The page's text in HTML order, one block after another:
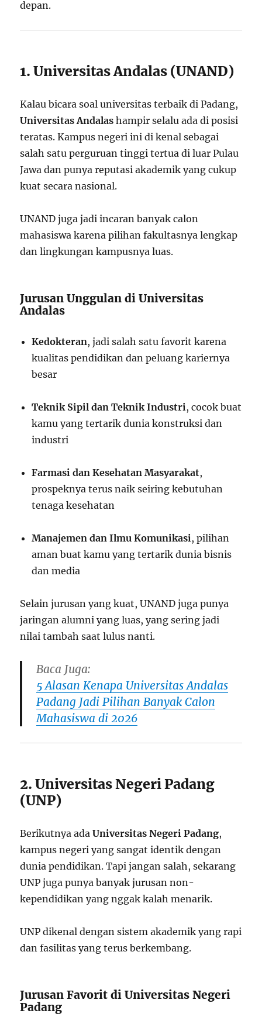
depan.
1. Universitas Andalas (UNAND)
Kalau bicara soal universitas terbaik di Padang,
Universitas Andalas hampir selalu ada di posisi
teratas. Kampus negeri ini di kenal sebagai
salah satu perguruan tinggi tertua di luar Pulau
Jawa dan punya reputasi akademik yang cukup
kuat secara nasional.
UNAND juga jadi incaran banyak calon
mahasiswa karena pilihan fakultasnya lengkap
dan lingkungan kampusnya luas.
Jurusan Unggulan di Universitas
Andalas
Kedokteran, jadi salah satu favorit karena
kualitas pendidikan dan peluang kariernya
besar
Teknik Sipil dan Teknik Industri , cocok buat
kamu yang tertarik dunia konstruksi dan
industri
Farmasi dan Kesehatan Masyarakat,
prospeknya terus naik seiring kebutuhan
tenaga kesehatan
Manajemen dan Ilmu Komunikasi , pilihan
aman buat kamu yang tertarik dunia bisnis
dan media
Selain jurusan yang kuat, UNAND juga punya
jaringan alumni yang luas, yang sering jadi
nilai tambah saat lulus nanti.
Baca Juga:
5 Alasan Kenapa Universitas Andalas
Padang Jadi Pilihan Banyak Calon
Mahasiswa di 2026
2. Universitas Negeri Padang
(UNP)
Berikutnya adaUniversitas Negeri Padang,
kampus negeri yang sangat identik dengan
dunia pendidikan. Tapi jangan salah, sekarang
UNP juga punya banyak jurusan non-
kependidikan yang nggak kalah menarik.
UNP dikenal dengan sistem akademik yang rapi
dan fasilitas yang terus berkembang.
Jurusan Favorit di Universitas Negeri
Padang